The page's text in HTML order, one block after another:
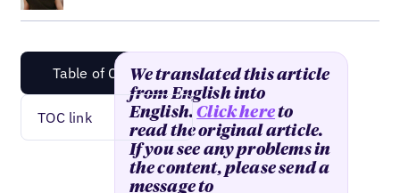
Table of Content
TOC link
We translated this article
from English into
English.Click hereto
read the original article.
If you see any problems in
the content, please send a
message to